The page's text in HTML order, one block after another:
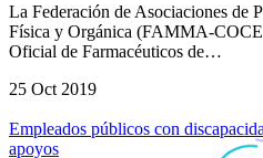
La Federación de Asociaciones de
Física y Orgánica (FAMMA-
Oficial de Farmacéuticos de…
25 Oct 2019
Empleados públicos con
apoyos